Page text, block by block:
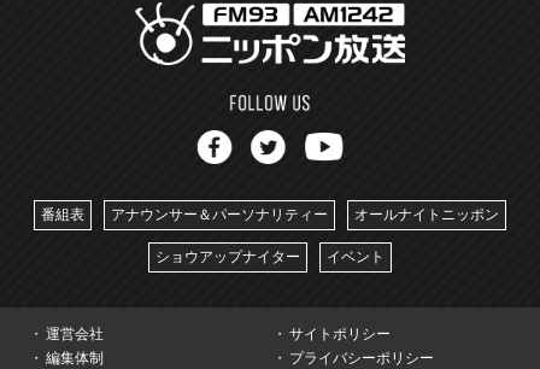
番組表 アナウンサー＆パーソナリティー オールナイトニッポン
ショウアップナイター イベント
運営会社
サイトポリシー
編集体制
プライバシーポリシー